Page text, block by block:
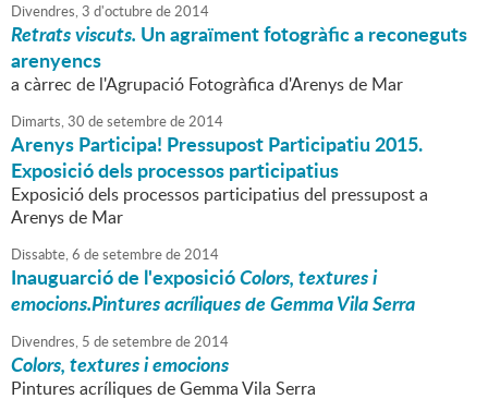
Divendres,3 d'octubrede2014
Retrats viscuts. Un agraïment fotogràfic a reconeguts
arenyencs
a càrrec de l'Agrupació Fotogràfica d'Arenys de Mar
Dimarts,30 desetembrede2014
Arenys Participa! Pressupost Participatiu 2015.
Exposició dels processos participatius
Exposició dels processos participatius del pressupost a
Arenys de Mar
Dissabte,6 desetembrede2014
Inauguarció de l'exposicióColors, textures i
emocions.Pintures acríliques de Gemma Vila Serra
Divendres, 5 desetembrede2014
Colors, textures i emocions
Pintures acríliques de Gemma Vila Serra